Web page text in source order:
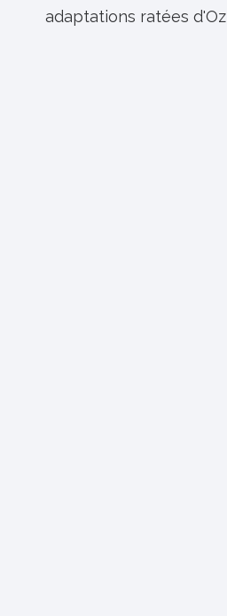
l’article
adaptations ratées d'Oz